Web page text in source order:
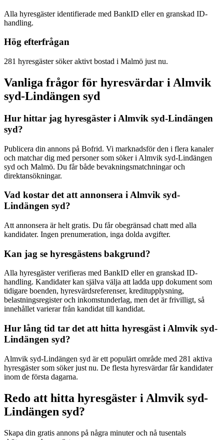
Alla hyresgäster identifierade med BankID eller en granskad ID-
handling.
Hög efterfrågan
281 hyresgäster söker aktivt bostad i Malmö just nu.
Vanliga frågor för hyresvärdar i Almvik
syd-Lindängen syd
Hur hittar jag hyresgäster i Almvik syd-Lindängen
syd?
Publicera din annons på Bofrid. Vi marknadsför den i flera kanaler
och matchar dig med personer som söker i Almvik syd-Lindängen
syd och Malmö. Du får både bevakningsmatchningar och
direktansökningar.
Vad kostar det att annonsera i Almvik syd-
Lindängen syd?
Att annonsera är helt gratis. Du får obegränsad chatt med alla
kandidater. Ingen prenumeration, inga dolda avgifter.
Kan jag se hyresgästens bakgrund?
Alla hyresgäster verifieras med BankID eller en granskad ID-
handling. Kandidater kan själva välja att ladda upp dokument som
tidigare boenden, hyresvärdsreferenser, kreditupplysning,
belastningsregister och inkomstunderlag, men det är frivilligt, så
innehållet varierar från kandidat till kandidat.
Hur lång tid tar det att hitta hyresgäst i Almvik syd-
Lindängen syd?
Almvik syd-Lindängen syd är ett populärt område med 281 aktiva
hyresgäster som söker just nu. De flesta hyresvärdar får kandidater
inom de första dagarna.
Redo att hitta hyresgäster i Almvik syd-
Lindängen syd?
Skapa din gratis annons på några minuter och nå tusentals